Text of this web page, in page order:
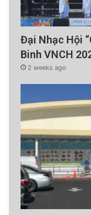
Đại Nhạc Hội
Binh VNCH
2 weeks ago